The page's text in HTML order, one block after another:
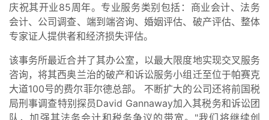
庆祝其开业85周年。专业服务类别包括：商业会计、法务
会计、公司调查、端到端咨询、婚姻评估、破产评估、整体
专家证人提供者和经济损失评估。
该事务所最近合并了其办公室，以最大限度地实现交叉服务
咨询，将其西奥兰治的破产和诉讼服务小组迁至位于帕赛克
大道100号的费尔菲尔德总部。 不断扩大的公司还将前国税
局刑事调查特别探员David Gannaway加入其税务和诉讼团
队，加强其法务会计和税务争议的带宽。"我们将继续创